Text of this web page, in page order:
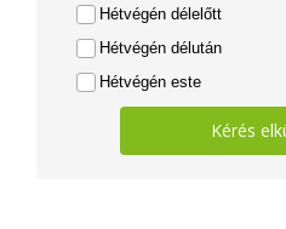
Hétvégén délelőtt
Hétvégén délután
Hétvégén este
Kérés